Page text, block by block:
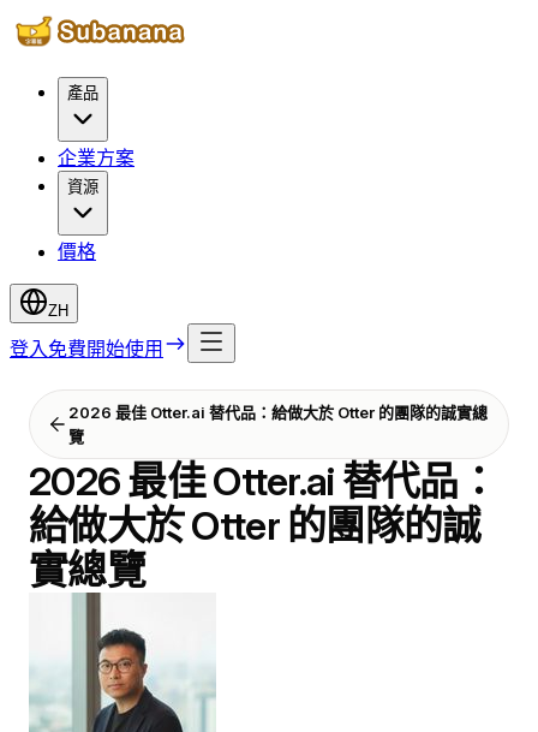
產品
企業方案
資源
價格
ZH
登入 免費開始使用
2026 最佳 Otter.ai 替代品：給做大於 Otter 的團隊的誠實總
覽
2026 最佳 Otter.ai 替代品：
給做大於 Otter 的團隊的誠
實總覽